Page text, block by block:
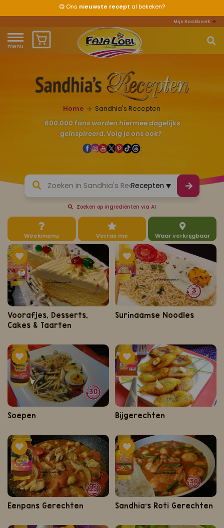
😋 Ons nieuwste recept al bekeken?
Mijn Kookboek
menu
Waar ben je naar op zoek?
Home
Over ons
Recepten
Producten
Mijn kookboek
Zomervakantie 2026
Koop ons bestseller kookboek
Of klik hierom je aan te melden voor Mijn Kookboek.
Home
Sandhia's Recepten
600.000 fans worden hiermee dagelijks
geïnspireerd. Volg je ons ook?
Zoeken op ingrediënten via AI
Weekmenu Verras me Waar verkrijgbaar
Voorafjes, Desserts,
Cakes & Taarten
Surinaamse Noodles
Soepen Bijgerechten
Eenpans Gerechten Sandhia's Roti Gerechten